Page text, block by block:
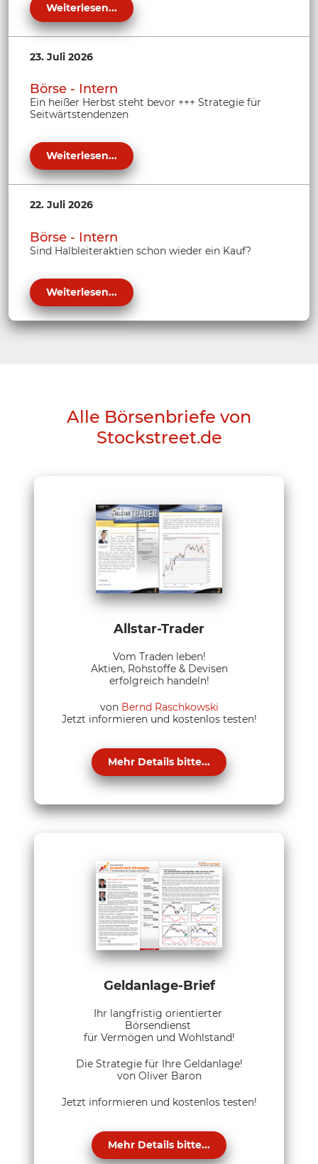
Weiterlesen...
23. Juli 2026
Börse - Intern
Ein heißer Herbst steht bevor +++ Strategie für
Seitwärtstendenzen
Weiterlesen...
22. Juli 2026
Börse - Intern
Sind Halbleiteraktien schon wieder ein Kauf?
Weiterlesen...
Alle Börsenbriefe von
Stockstreet.de
Allstar-Trader
Vom Traden leben!
Aktien, Rohstoffe & Devisen
erfolgreich handeln!
von Bernd Raschkowski
Jetzt informieren und kostenlos testen!
Mehr Details bitte...
Geldanlage-Brief
Ihr langfristig orientierter
Börsendienst
für Vermögen und Wohlstand!
Die Strategie für Ihre Geldanlage!
von Oliver Baron
Jetzt informieren und kostenlos testen!
Mehr Details bitte...